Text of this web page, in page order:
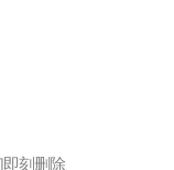
刻删除